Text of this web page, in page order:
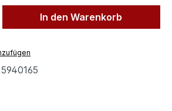
Gib den
In den Warenkorb
5940165